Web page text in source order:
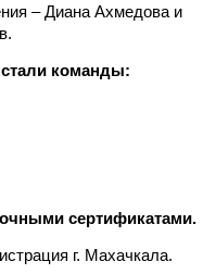
– Диана Ахмедова и
команды:
сертификатами.
г. Махачкала.